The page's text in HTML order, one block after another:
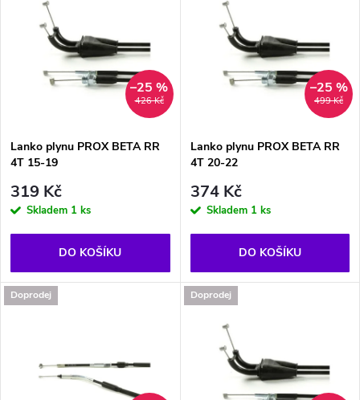
p
r
o
d
Abecedně
s
p
r
d
426 Kč
–25 %
Lanko plynu PROX BETA RR
4T 15-19
319 Kč
Skladem 1 ks
DO KOŠÍKU
499 Kč
–25 %
Lanko plynu PROX BETA RR
4T 20-22
374 Kč
Skladem 1 ks
DO KOŠÍKU
Doprodej Doprodej